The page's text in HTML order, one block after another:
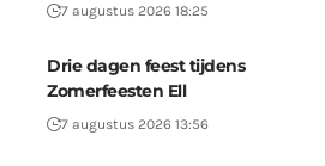
7 augustus 2026 18:25
Drie dagen feest tijdens
Zomerfeesten Ell
7 augustus 2026 13:56